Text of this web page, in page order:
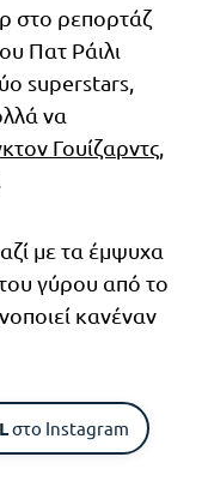
στο ρεπορτάζ
Πατ Ράιλι
superstars,
να
Γουίζαρντς
με τα έμψυχα
γύρου από το
κανέναν
στο Instagram